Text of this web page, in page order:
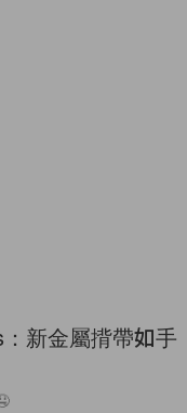
新金屬揹帶如手